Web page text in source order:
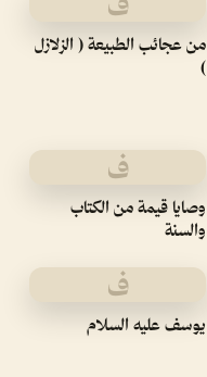
من عجائب الطبيعة ( الزلازل
)
ف
وصايا قيمة من الكتاب
والسنة
ف
يوسف عليه السلام